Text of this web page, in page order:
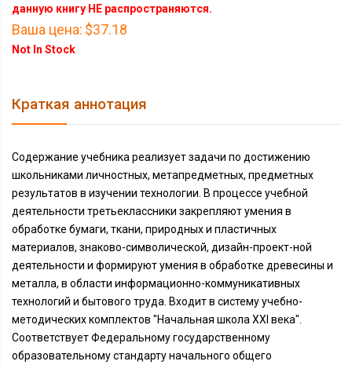
данную книгу НЕ распространяются.
Ваша цена: $37.18
Not In Stock
Краткая аннотация
Содержание учебника реализует задачи по достижению
школьниками личностных, метапредметных, предметных
результатов в изучении технологии. В процессе учебной
деятельности третьеклассники закрепляют умения в
обработке бумаги, ткани, природных и пластичных
материалов, знаково-символической, дизайн-проект-ной
деятельности и формируют умения в обработке древесины и
металла, в области информационно-коммуникативных
технологий и бытового труда. Входит в систему учебно-
методических комплектов "Начальная школа XXI века".
Соответствует Федеральному государственному
образовательному стандарту начального общего